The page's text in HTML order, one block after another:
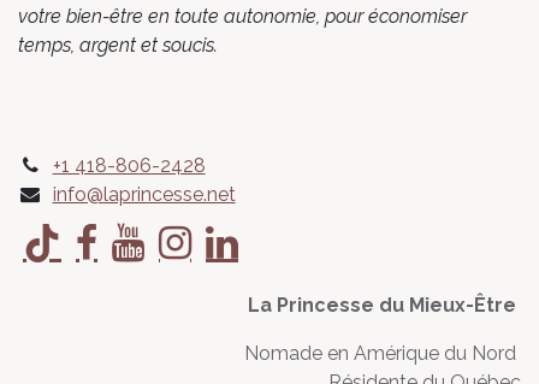
votre bien-être en toute autonomie, pour économiser
temps, argent et soucis.
+1 418-806-2428
info@laprincesse.net
La Princesse du Mieux-Être
Nomade en Amérique du Nord